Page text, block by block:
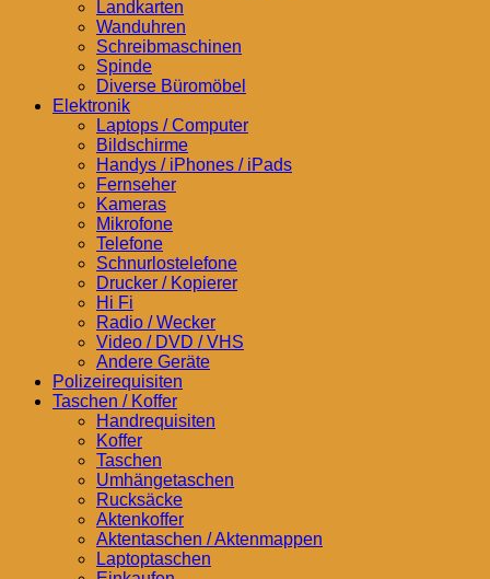
Landkarten
Wanduhren
Schreibmaschinen
Spinde
Diverse Büromöbel
Elektronik
Laptops / Computer
Bildschirme
Handys / iPhones / iPads
Fernseher
Kameras
Mikrofone
Telefone
Schnurlostelefone
Drucker / Kopierer
Hi Fi
Radio / Wecker
Video / DVD / VHS
Andere Geräte
Polizeirequisiten
Taschen / Koffer
Handrequisiten
Koffer
Taschen
Umhängetaschen
Rucksäcke
Aktenkoffer
Aktentaschen / Aktenmappen
Laptoptaschen